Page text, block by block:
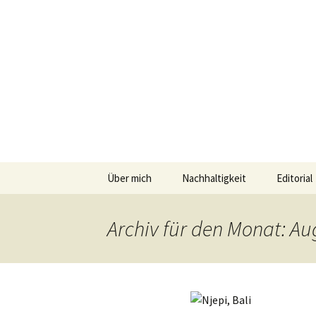
Springe
Über mich Nachhaltigkeit Editorial
Archiv für den Monat: